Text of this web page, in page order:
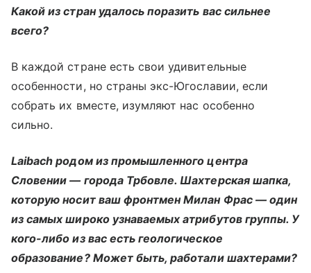
Какой из стран удалось поразить вас сильнее
всего?
В каждой стране есть свои удивительные
особенности, но страны экс-Югославии, если
собрать их вместе, изумляют нас особенно
сильно.
Laibach родом из промышленного центра
Словении — города Трбовле. Шахтерская шапка,
которую носит ваш фронтмен Милан Фрас — один
из самых широко узнаваемых атрибутов группы. У
кого-либо из вас есть геологическое
образование? Может быть, работали шахтерами?